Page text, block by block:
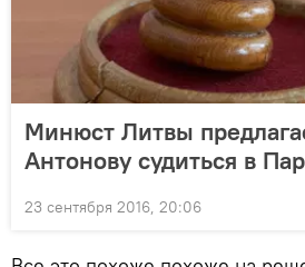
Минюст Литвы
Антонову судиться в
23 сентября 2016, 20:06